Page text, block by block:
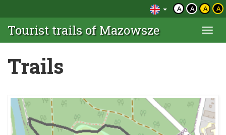
A A A A
Tourist trails of Mazowsze
Trails